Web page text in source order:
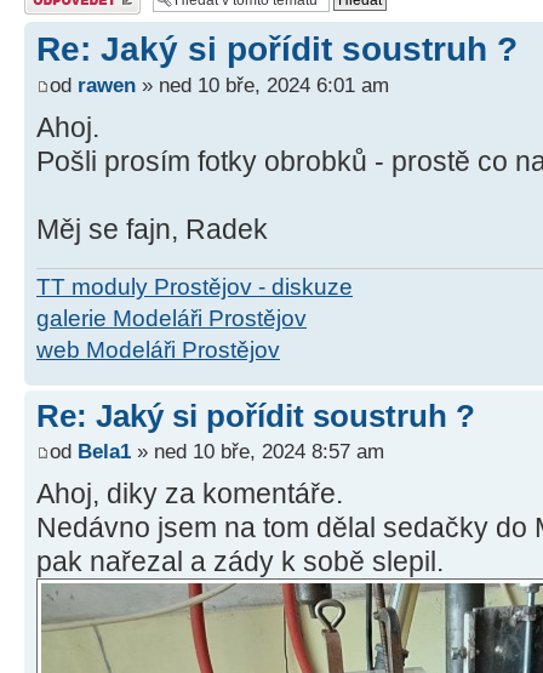
Re: Jaký si pořídit soustruh ?
od rawen » ned 10 bře, 2024 6:01 am
Ahoj.
Pošli prosím fotky obrobků - prostě co
Měj se fajn, Radek
TT moduly Prostějov - diskuze
galerie Modeláři Prostějov
web Modeláři Prostějov
Re: Jaký si pořídit soustruh ?
od Bela1 » ned 10 bře, 2024 8:57 am
Ahoj, diky za komentáře.
Nedávno jsem na tom dělal sedačky do
pak nařezal a zády k sobě slepil.